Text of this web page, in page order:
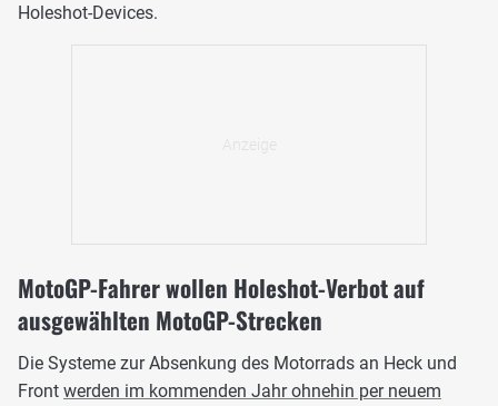
Holeshot-Devices.
MotoGP-Fahrer wollen Holeshot-Verbot auf
ausgewählten MotoGP-Strecken
Die Systeme zur Absenkung des Motorrads an Heck und
Front werden im kommenden Jahr ohnehin per neuem